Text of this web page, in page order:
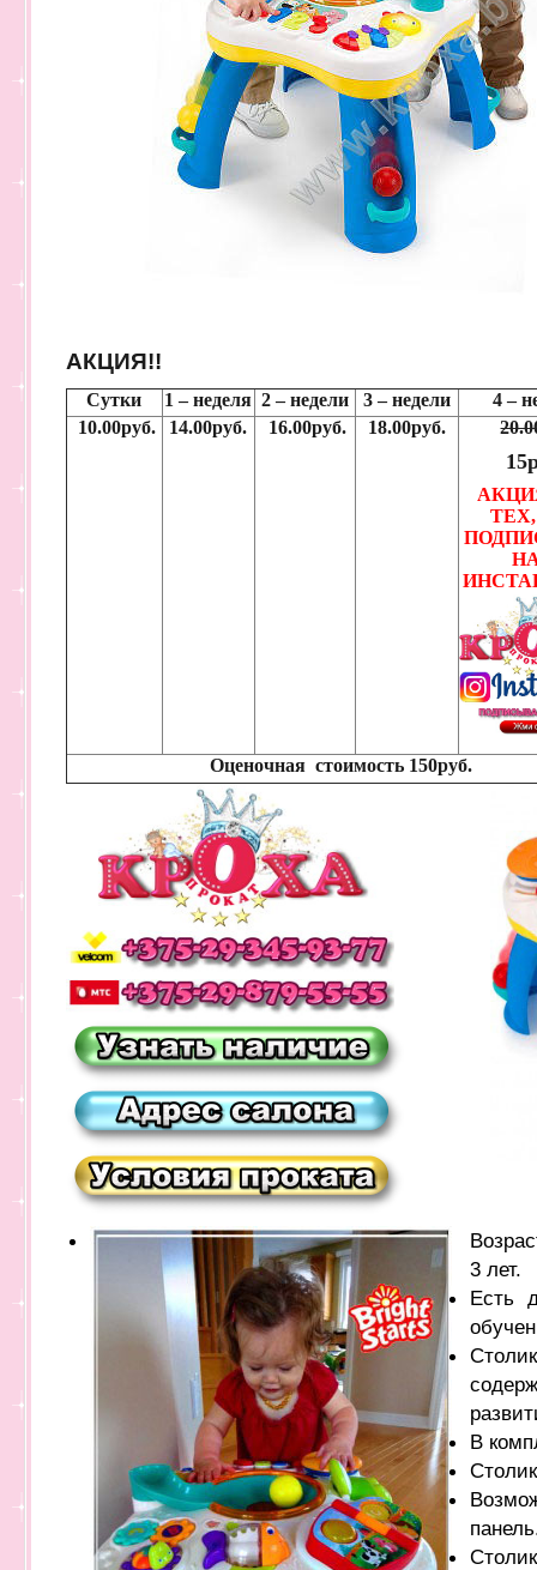
АКЦИЯ!!
Сутки 1 – неделя 2 – недели 3 – недели
4 –
10.00руб.
14.00руб. 16.00руб. 18.00руб.
Оценочная стоимость 150руб.
3 лет.
Есть
В